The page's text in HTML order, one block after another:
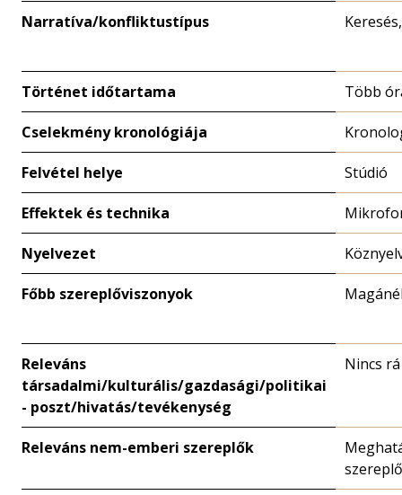
Narratíva/konfliktustípus
Történet időtartama Több
Cselekmény kronológiája
Felvétel helye Stúdió
Effektek és technika
Nyelvezet
Főbb szereplőviszonyok
Releváns
társadalmi/kulturális/gazdasági/politikai
- poszt/hivatás/tevékenység
Nincs
Releváns nem-emberi szereplők
szereplő